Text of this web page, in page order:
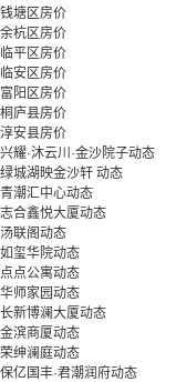
钱塘区房价
余杭区房价
临平区房价
临安区房价
富阳区房价
桐庐县房价
淳安县房价
兴耀·沐云川·金沙院子动态
绿城湖映金沙轩 动态
青潮汇中心动态
志合鑫悦大厦动态
汤联阁动态
如玺华院动态
点点公寓动态
华师家园动态
长新博澜大厦动态
金滨商厦动态
荣绅澜庭动态
保亿国丰·君潮润府动态